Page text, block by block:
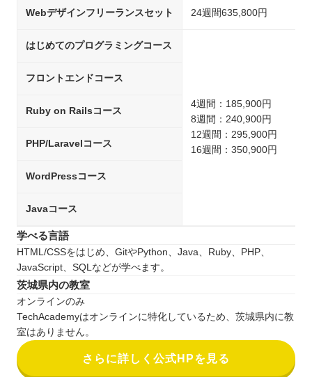
Webデザインフリーランスセット 24週間635,800円
はじめてのプログラミングコース
4週間：185,900円
8週間：240,900円
12週間：295,900円
16週間：350,900円
フロントエンドコース
Ruby on Railsコース
PHP/Laravelコース
WordPressコース
Javaコース
学べる言語
HTML/CSSをはじめ、GitやPython、Java、Ruby、PHP、
JavaScript、SQLなどが学べます。
茨城県内の教室
オンラインのみ
TechAcademyはオンラインに特化しているため、茨城県内に教
室はありません。
さらに詳しく公式HPを見る